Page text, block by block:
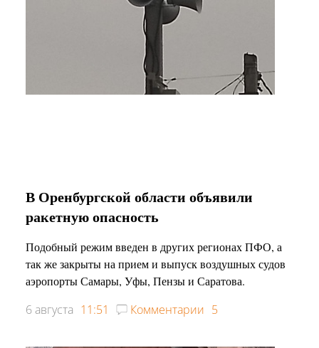
В Оренбургской области объявили
ракетную опасность
Подобный режим введен в других регионах ПФО, а
так же закрыты на прием и выпуск воздушных судов
аэропорты Самары, Уфы, Пензы и Саратова.
6 августа 11:51 Комментарии 5